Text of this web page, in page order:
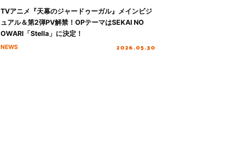
TVアニメ『天幕のジャードゥーガル』メインビジ
ュアル＆第2弾PV解禁！OPテーマはSEKAI NO
OWARI「Stella」に決定！
NEWS 2026.05.30